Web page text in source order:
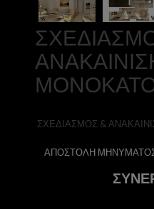
ΣΧΕΔΙΑΣΜΟΣ &
ΑΠΟΣΤΟΛΗ